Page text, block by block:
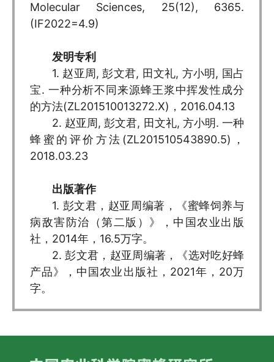
Molecular Sciences, 25(12), 6365.
(IF2022=4.9)
发明专利
1. 赵亚周, 彭文君, 田文礼, 方小明, 国占
宝. 一种分析不同来源蜂王浆中挥发性成分
的方法(ZL201510013272.X)，2016.04.13
2. 赵亚周, 彭文君, 田文礼, 方小明. 一种
蜂蜜的评价方法(ZL201510543890.5)，
2018.03.23
出版著作
1. 彭文君，赵亚周编著，《蜜蜂饲养与
病敌害防治（第二版）》，中国农业出版
社，2014年，16.5万字。
2. 彭文君，赵亚周编著，《选对吃好蜂
产品》，中国农业出版社，2021年，20万
字。